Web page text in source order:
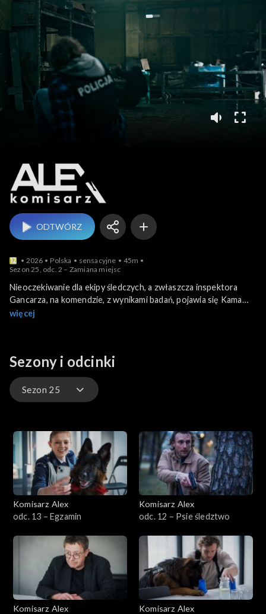
Komisarz Alex
ODTWÓRZ
2026 Polska sensacyjne
45m
Sezon 25, odc. 2 – Zamiana miejsc
Nieoczekiwanie dla ekipy śledczych, a zwłaszcza inspektora
Gancarza, na komendzie, z wynikami badań, pojawia się Kama
Żerska córka komendanta policji. Okazuje się, że zdolna
squocie znaleziono ciało Michała Komareckiego.
więcej
Sezony i odcinki
Sezon 25
Sezon 24
Sezon 23
Sezon 22
Sezon 21
Sezon 20
Sezon 19
Komisarz Alex
odc. 13 – Egzamin
Komisarz Alex
odc. 12 – Psie śledztwo
Komisarz Alex
Komisarz Alex